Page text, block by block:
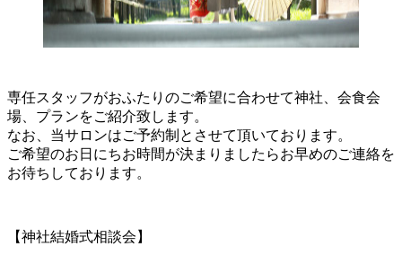
専任スタッフがおふたりのご希望に合わせて神社、会食会
場、プランをご紹介致します。
なお、当サロンはご予約制とさせて頂いております。
ご希望のお日にちお時間が決まりましたらお早めのご連絡を
お待ちしております。
【神社結婚式相談会】